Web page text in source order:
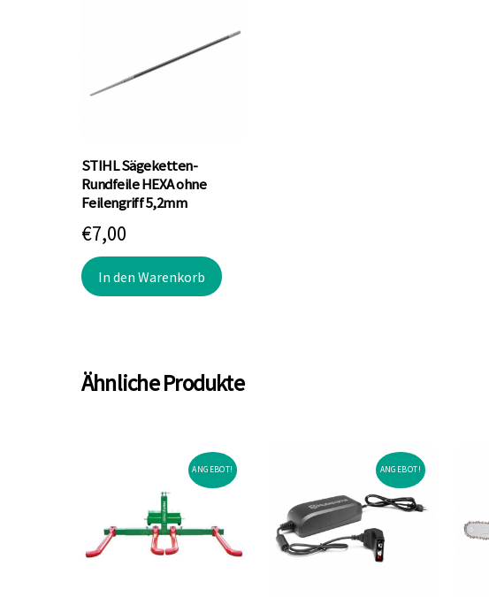
STIHL Sägeketten-
Rundfeile HEXA ohne
Feilengriff 5,2mm
€7,00
In den Warenkorb
Ähnliche Produkte
ANGEBOT! ANGEBOT!